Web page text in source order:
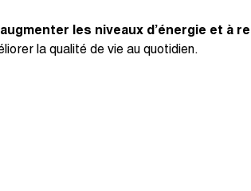
les niveaux d’énergie et à
la qualité de vie au quotidien.